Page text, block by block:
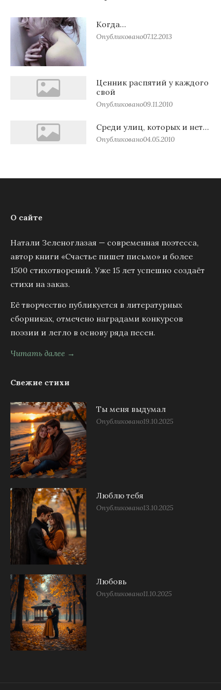
Когда…
Опубликовано07.12.2013
Ценник распятий у каждого
свой
Опубликовано09.11.2010
Среди улиц, которых и нет…
Опубликовано04.05.2010
О сайте
Натали Зеленоглазая — современная поэтесса,
автор книги «Счастье пишет письмо» и более
1500 стихотворений. Уже 15 лет успешно создаёт
стихи на заказ.
Её творчество публикуется в литературных
сборниках, отмечено наградами конкурсов
поэзии и легло в основу ряда песен.
Читать далее →
Свежие стихи
Ты меня выдумал
Опубликовано19.10.2025
Люблю тебя
Опубликовано13.10.2025
Любовь
Опубликовано11.10.2025